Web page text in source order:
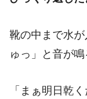
靴の中まで水
ゅっ」と音が鳴
「まぁ明日乾